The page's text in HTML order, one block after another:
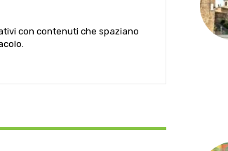
con contenuti che spaziano